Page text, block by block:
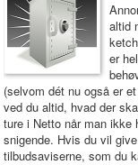
altid
er
(selvom dét nu også er
ved du altid, hvad der
ture i Netto når man
snigende. Hvis du vil
tilbudsaviserne, som du